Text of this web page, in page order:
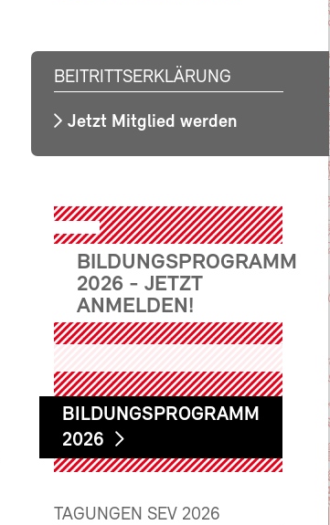
BEITRITTSERKLÄRUNG
Jetzt Mitglied werden
BILDUNGSPROGRAMM
2026 - JETZT
ANMELDEN!
BILDUNGSPROGRAMM
2026
TAGUNGEN SEV 2026